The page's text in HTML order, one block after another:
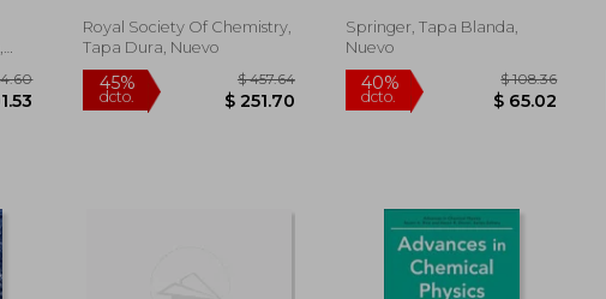
Inglés)
Royal Society Of Chemistry,
Tapa Dura, Nuevo
Springer, Tapa Blanda,
Nuevo